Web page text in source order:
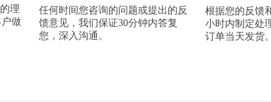
理
做
任何时间您咨询的问题或提出的反
馈意见，我们保证30分钟内答复
您，深入沟通。
根据您的反馈
小时内制定处
订单当天发货。